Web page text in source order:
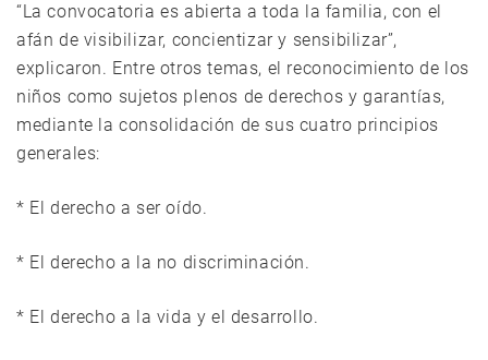
“La convocatoria es abierta a toda la familia, con el
afán de visibilizar, concientizar y sensibilizar”,
explicaron. Entre otros temas, el reconocimiento de los
niños como sujetos plenos de derechos y garantías,
mediante la consolidación de sus cuatro principios
generales:
* El derecho a ser oído.
* El derecho a la no discriminación.
* El derecho a la vida y el desarrollo.